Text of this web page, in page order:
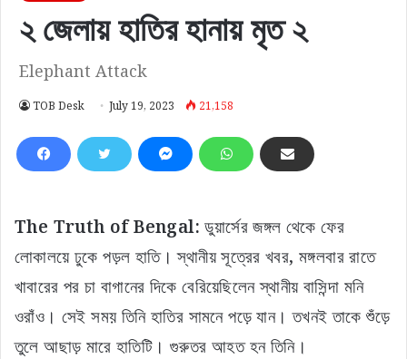
২ জেলায় হাতির হানায় মৃত ২
Elephant Attack
TOB Desk July 19, 2023 21,158
The Truth of Bengal: ডুয়ার্সের জঙ্গল থেকে ফের
লোকালয়ে ঢুকে পড়ল হাতি। স্থানীয় সূত্রের খবর, মঙ্গলবার রাতে
খাবারের পর চা বাগানের দিকে বেরিয়েছিলেন স্থানীয় বাসিন্দা মনি
ওরাঁও। সেই সময় তিনি হাতির সামনে পড়ে যান। তখনই তাকে শুঁড়ে
তুলে আছাড় মারে হাতিটি। গুরুতর আহত হন তিনি।